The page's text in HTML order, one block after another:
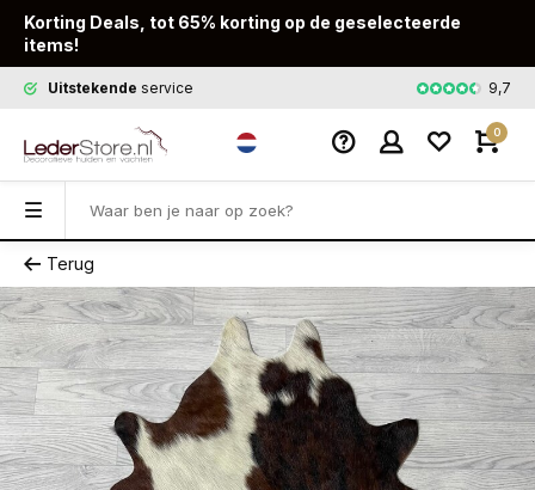
Korting Deals, tot 65% korting op de geselecteerde
items!
Uitstekende service Snelle9,7
0
Terug